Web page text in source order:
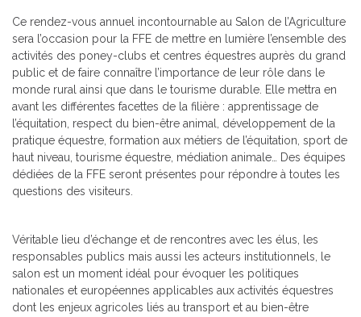
Ce rendez-vous annuel incontournable au Salon de l’Agriculture
sera l’occasion pour la FFE de mettre en lumière l’ensemble des
activités des poney-clubs et centres équestres auprès du grand
public et de faire connaître l’importance de leur rôle dans le
monde rural ainsi que dans le tourisme durable. Elle mettra en
avant les différentes facettes de la filière : apprentissage de
l’équitation, respect du bien-être animal, développement de la
pratique équestre, formation aux métiers de l’équitation, sport de
haut niveau, tourisme équestre, médiation animale… Des équipes
dédiées de la FFE seront présentes pour répondre à toutes les
questions des visiteurs.
Véritable lieu d’échange et de rencontres avec les élus, les
responsables publics mais aussi les acteurs institutionnels, le
salon est un moment idéal pour évoquer les politiques
nationales et européennes applicables aux activités équestres
dont les enjeux agricoles liés au transport et au bien-être